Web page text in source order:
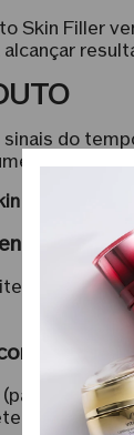
Skin Filler
do
à pele por
Filler
é um
visa uma
(para o dia)
de